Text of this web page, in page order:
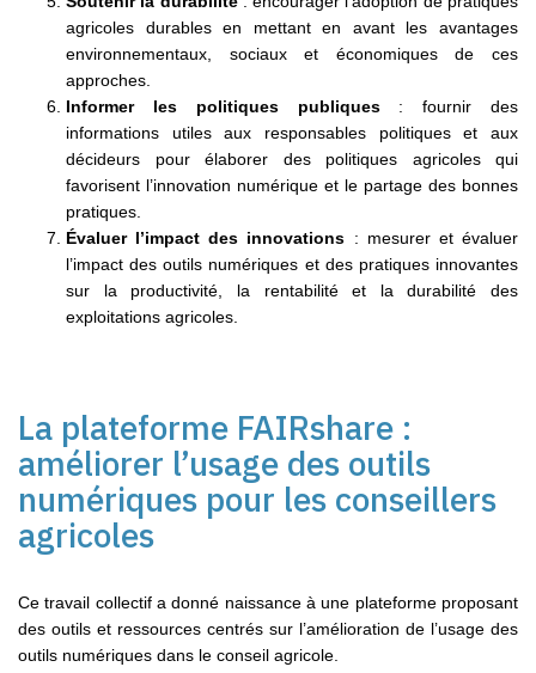
agricoles durables en mettant en avant les avantages
environnementaux, sociaux et économiques de ces
approches.
Informer les politiques publiques: fournir des
informations utiles aux responsables politiques et aux
décideurs pour élaborer des politiques agricoles qui
favorisent l’innovation numérique et le partage des bonnes
pratiques.
Évaluer l’impact des innovations : mesurer et évaluer
l’impact des outils numériques et des pratiques innovantes
sur la productivité, la rentabilité et la durabilité des
exploitations agricoles.
La plateforme FAIRshare :
améliorer l’usage des outils
numériques pour les conseillers
agricoles
Ce travail collectif a donné naissance à une plateforme proposant
des outils et ressources centrés sur l’amélioration de l’usage des
outils numériques dans le conseil agricole.